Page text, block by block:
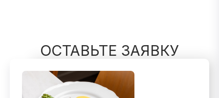
ОСТАВЬТЕ ЗАЯВКУ